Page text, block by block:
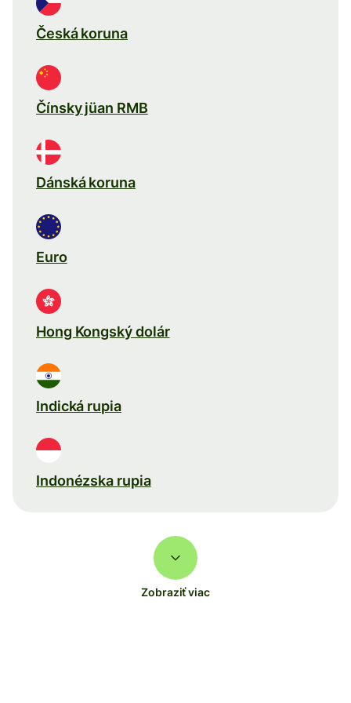
Česká koruna
Čínsky jüan RMB
Dánská koruna
Euro
Hong Kongský dolár
Indická rupia
Indonézska rupia
Zobraziť viac